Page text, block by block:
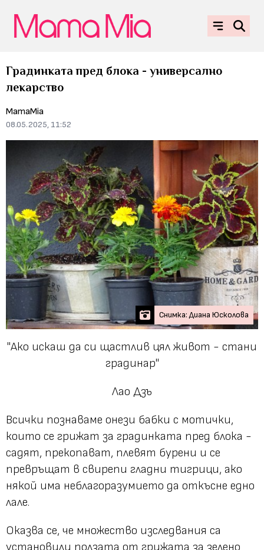
Градинката пред блока - универсално
лекарство
MamaMia
08.05.2025, 11:52
Снимка: Диана Юсколова
"Ако искаш да си щастлив цял живот - стани
градинар"
Лао Дзъ
Всички познаваме онези бабки с мотички,
които се грижат за градинката пред блока -
садят, прекопават, плевят бурени и се
превръщат в свирепи гладни тигрици, ако
някой има неблагоразумието да откъсне едно
лале.
Оказва се, че множество изследвания са
установили ползата от грижата за зелено